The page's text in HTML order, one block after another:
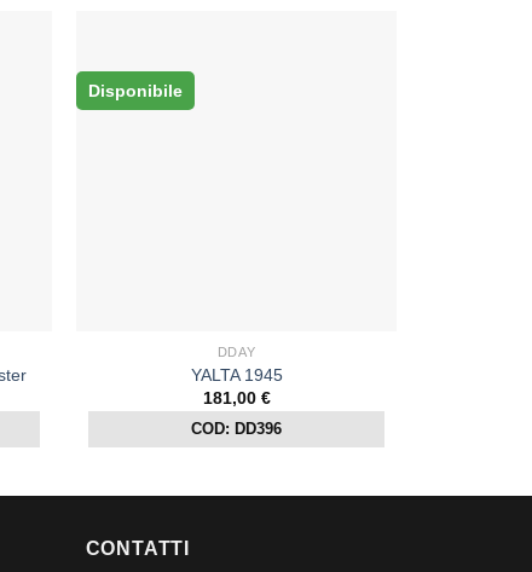
Disponibile
DDAY
YALTA 1945
181,00 €
COD: DD396
CONTATTI